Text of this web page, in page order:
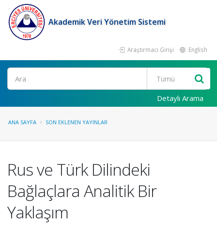
Akademik Veri Yönetim Sistemi
Araştırmacı Girişi English
Ara
Detaylı Arama
ANA SAYFA SON EKLENEN YAYINLAR
Rus ve Türk Dilindeki
Bağlaçlara Analitik Bir
Yaklaşım